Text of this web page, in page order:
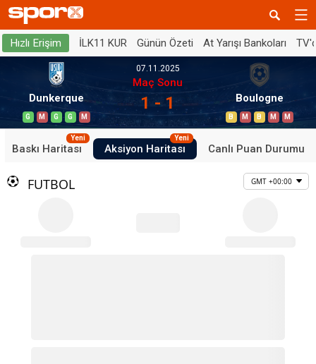
Hızlı Erişim İLK11 KUR Günün Özeti At Yarışı Bankoları
Dunkerque
G M G G M
07.11.2025
Maç Sonu
1 - 1 Boulogne
B M B M M
Baskı Haritası
Yeni
Aksiyon Haritası
Yeni
Canlı Puan Durumu
FUTBOL GMT +00:00